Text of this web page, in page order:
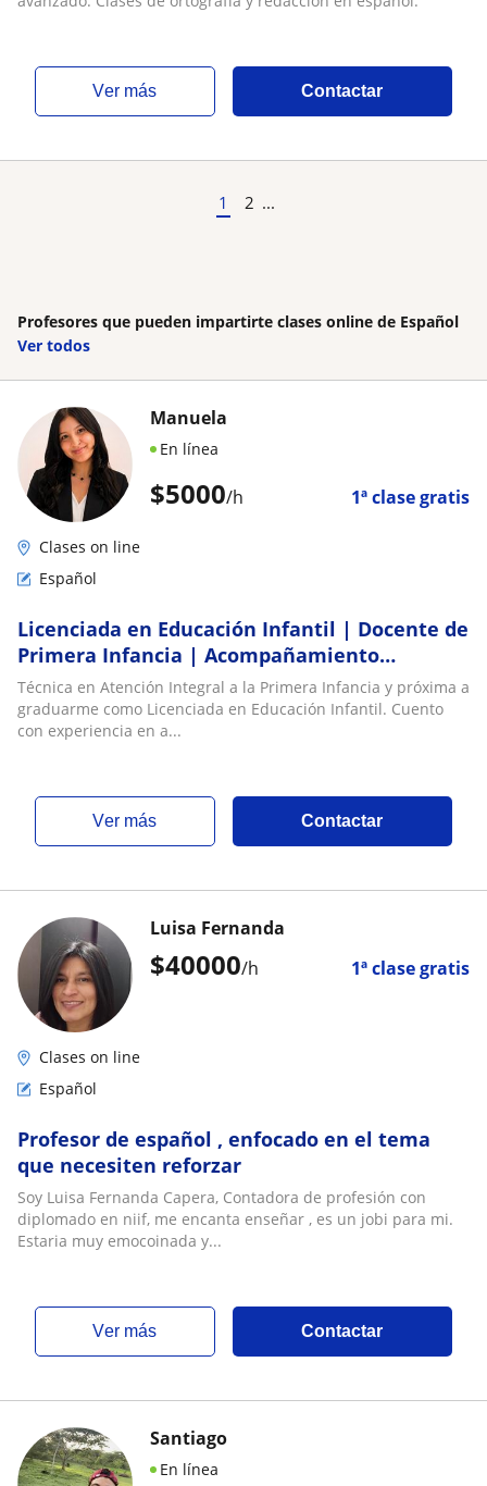
ver más Contactar
1 2 ...
Profesores que pueden impartirte clases online de Español
Ver todos
$5000/h 1ª clase gratis
Manuela
En línea
Clases on line
Español
Licenciada en Educación Infantil | Docente de
Primera Infancia | Acompañamiento
Pedagógico y Desarrollo Integral
Técnica en Atención Integral a la Primera Infancia y próxima a
graduarme como Licenciada en Educación Infantil. Cuento
con experiencia en a...
ver más Contactar
$40000/h 1ª clase gratis
Luisa Fernanda
Clases on line
Español
Profesor de español , enfocado en el tema
que necesiten reforzar
Soy Luisa Fernanda Capera, Contadora de profesión con
diplomado en niif, me encanta enseñar , es un jobi para mi.
Estaria muy emocoinada y...
ver más Contactar
Santiago
En línea